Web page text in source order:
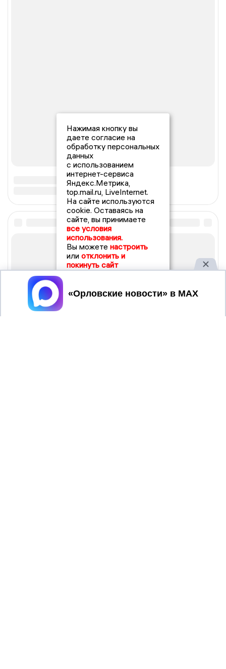
Нажимая кнопку вы
даете согласие на
обработку персональных
данных
с использованием
интернет-сервиса
Яндекс.Метрика,
top.mail.ru, LiveInternet.
На сайте используются
cookie. Оставаясь на
сайте, вы принимаете
все условия
использования.
Вы можете настроить
или отклонить и
покинуть сайт
Принять